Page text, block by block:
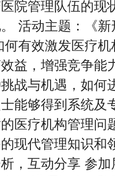
院管理队伍的现
活动主题：《
有效激发医疗
益，增强竞争能
战与机遇，如何
能够得到系统及
医疗机构管理问
现代管理知识和
，互动分享 参